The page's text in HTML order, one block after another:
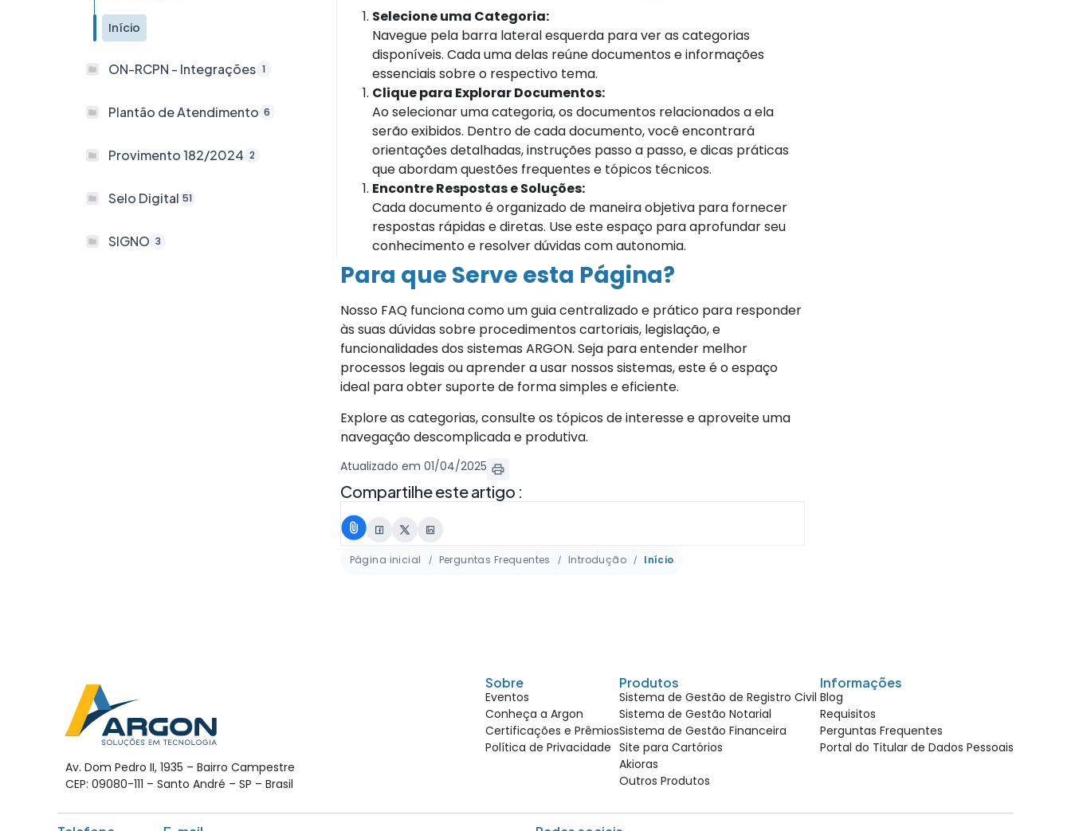
Início
ON-RCPN - Integrações 1
Plantão de Atendimento 6
Provimento 182/2024 2
Selo Digital 51
SIGNO 3
Selecione uma Categoria:
Navegue pela barra lateral esquerda para ver as categorias
disponíveis. Cada uma delas reúne documentos e informações
essenciais sobre o respectivo tema.
Clique para Explorar Documentos:
Ao selecionar uma categoria, os documentos relacionados a ela
serão exibidos. Dentro de cada documento, você encontrará
orientações detalhadas, instruções passo a passo, e dicas práticas
que abordam questões frequentes e tópicos técnicos.
Encontre Respostas e Soluções:
Cada documento é organizado de maneira objetiva para fornecer
respostas rápidas e diretas. Use este espaço para aprofundar seu
conhecimento e resolver dúvidas com autonomia.
Para que Serve esta Página?
Nosso FAQ funciona como um guia centralizado e prático para responder
às suas dúvidas sobre procedimentos cartoriais, legislação, e
funcionalidades dos sistemas ARGON. Seja para entender melhor
processos legais ou aprender a usar nossos sistemas, este é o espaço
ideal para obter suporte de forma simples e eficiente.
Explore as categorias, consulte os tópicos de interesse e aproveite uma
navegação descomplicada e produtiva.
Atualizado em 01/04/2025
Compartilhe este artigo :
Página inicial Perguntas Frequentes Introdução Início
Av. Dom Pedro II, 1935 – Bairro Campestre
CEP: 09080-111 – Santo André – SP – Brasil
Informações
Blog
Requisitos
Perguntas Frequentes
Portal do Titular de Dados Pessoais
Produtos
Sistema de Gestão de Registro Civil
Sistema de Gestão Notarial
Sistema de Gestão Financeira
Site para Cartórios
Akioras
Outros Produtos
Sobre
Eventos
Conheça a Argon
Certificações e Prêmios
Política de Privacidade